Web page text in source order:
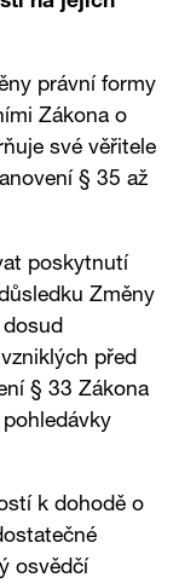
právní formy
Zákona o
své věřitele
§ 35 až
poskytnutí
Změny
před
§ 33 Zákona
k dohodě o
osvědčí